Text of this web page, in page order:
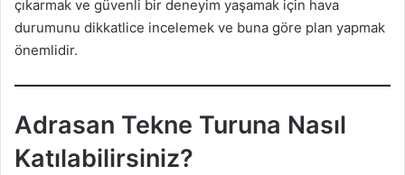
çıkarmak ve güvenli bir deneyim yaşamak için hava
durumunu dikkatlice incelemek ve buna göre plan yapmak
önemlidir.
Adrasan Tekne Turuna Nasıl
Katılabilirsiniz?